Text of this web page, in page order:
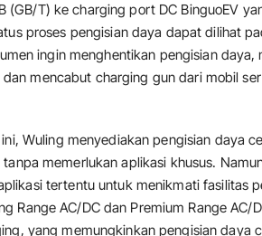
(GB/T) ke charging port DC BinguoEV
proses pengisian daya dapat dilihat
ingin menghentikan pengisian
dan mencabut charging gun dari mobil
Wuling menyediakan pengisian daya
memerlukan aplikasi khusus.
tertentu untuk menikmati fasilitas
Range AC/DC dan Premium Range AC/
yang memungkinkan pengisian daya